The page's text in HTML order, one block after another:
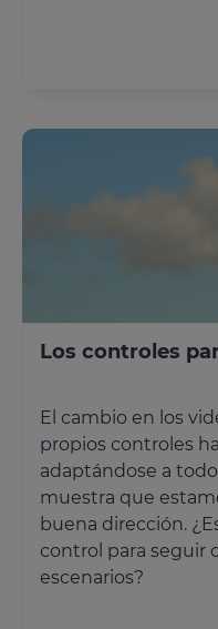
Los controles
El cambio en los
propios controles
adaptándose a
muestra que
buena dirección.
control para seguir
escenarios?